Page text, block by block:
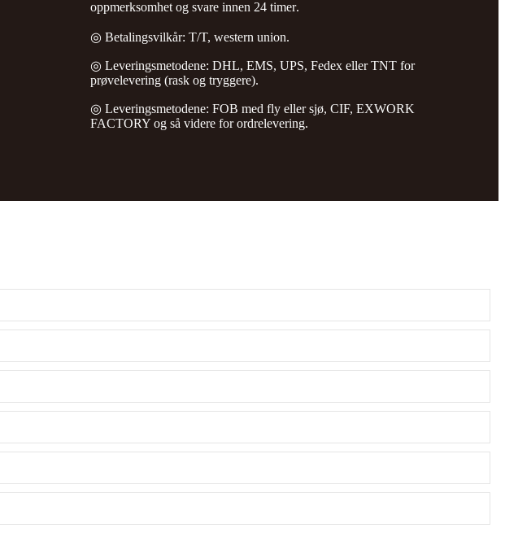
oppmerksomhet og svare innen 24 timer.
◎ Betalingsvilkår: T/T, western union.
◎ Leveringsmetodene: DHL, EMS, UPS, Fedex eller TNT for
prøvelevering (rask og tryggere).
◎ Leveringsmetodene: FOB med fly eller sjø, CIF, EXWORK
FACTORY og så videre for ordrelevering.